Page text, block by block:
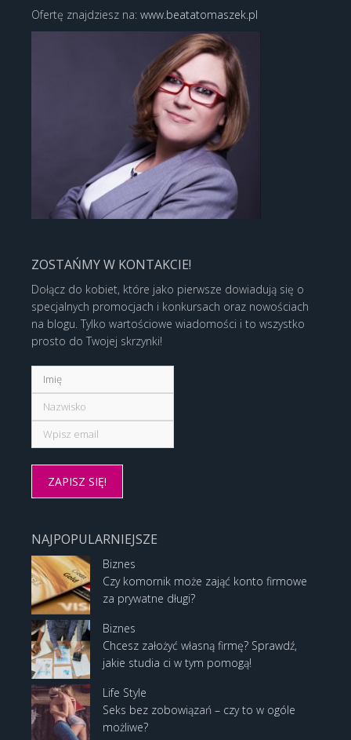
Ofertę znajdziesz na: www.beatatomaszek.pl
ZOSTAŃMY W KONTAKCIE!
Dołącz do kobiet, które jako pierwsze dowiadują się o
specjalnych promocjach i konkursach oraz nowościach
na blogu. Tylko wartościowe wiadomości i to wszystko
prosto do Twojej skrzynki!
NAJPOPULARNIEJSZE
Biznes
Czy komornik może zająć konto firmowe
za prywatne długi?
Biznes
Chcesz założyć własną firmę? Sprawdź,
jakie studia ci w tym pomogą!
Life Style
Seks bez zobowiązań – czy to w ogóle
możliwe?